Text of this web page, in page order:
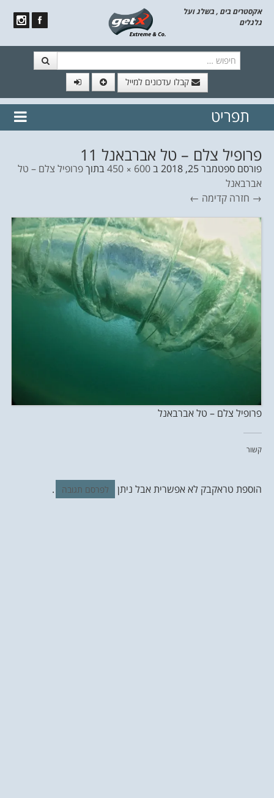
אקסטרים בים , בשלג ועל
גלגלים
קבלו עדכונים למייל
// הצטרף לרשימת תפוצה!
נשמח
תפריט
פרופיל צלם – טל אברבאנל 11
פורסם ספטמבר 25, 2018 ב600 × 450 בתוךפרופיל צלם – טל
אברבאנל
→ חזרה קדימה ←
פרופיל צלם – טל אברבאנל
קשור
הוספת טראקבק לא אפשרית אבל ניתן לפרסם תגובה .